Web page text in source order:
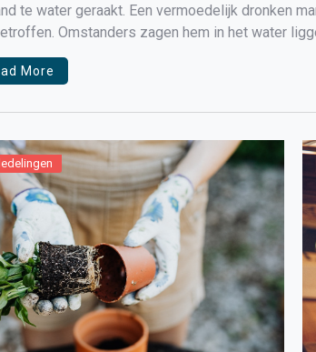
te water geraakt. Een vermoedelijk dronken
Omstanders zagen hem in het water
kreeg de […]
More